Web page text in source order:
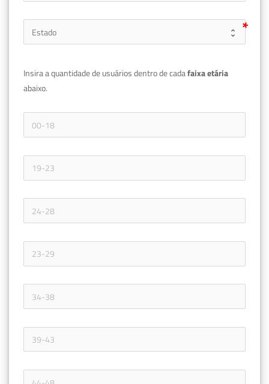
Insira a quantidade de usuários dentro de cada
abaixo.